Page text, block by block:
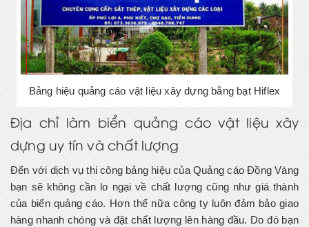
Bảng hiệu quảng cáo vật liệu xây dựng bằng bạt Hiflex
Địa chỉ làm biển quảng cáo vật liệu xây
dựng uy tín và chất lượng
Đến với dịch vụ thi công bảng hiệu của Quảng cáo Đồng Vàng
bạn sẽ không cần lo ngại về chất lượng cũng như giá thành
của biển quảng cáo. Hơn thế nữa công ty luôn đảm bảo giao
hàng nhanh chóng và đặt chất lượng lên hàng đầu. Do đó bạn